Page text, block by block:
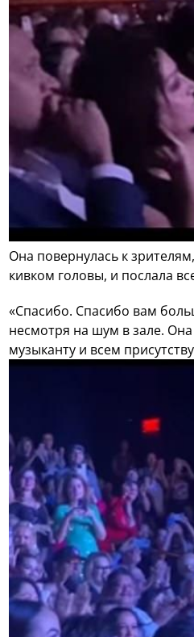
Она повернулась к
кивком головы, и послала
«Спасибо. Спасибо вам
несмотря на шум в зале.
музыканту и всем